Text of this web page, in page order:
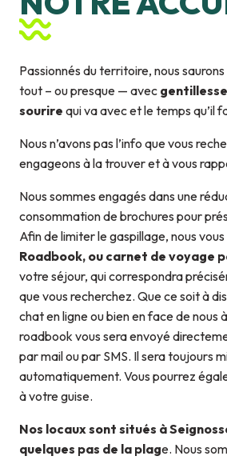
Passionnés du territoire, nous
tout – ou presque — avec
sourire qui va avec et le temps qu’il
Nous n’avons pas l’info que vous
engageons à la trouver et à vous
Nous sommes engagés dans une
consommation de brochures pour
Afin de limiter le gaspillage, nous
Roadbook, ou carnet de voyage
votre séjour, qui correspondra
que vous recherchez. Que ce soit à
chat en ligne ou bien en face de nous
roadbook vous sera envoyé
par mail ou par SMS. Il sera toujours
automatiquement. Vous pourrez
à votre guise.
Nos locaux sont situés à
quelques pas de la plage. Nous